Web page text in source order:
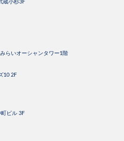
蔵小杉3F
らいオーシャンタワー1階
10 2F
ビル 3F